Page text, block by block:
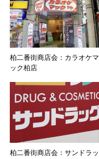
柏二番街商店会：カラオケマ
ック柏店
柏二番街商店会：サンドラッ